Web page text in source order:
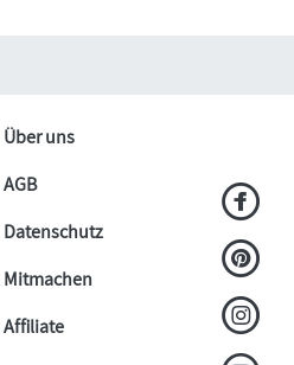
Über uns
AGB
Datenschutz
Mitmachen
Affiliate